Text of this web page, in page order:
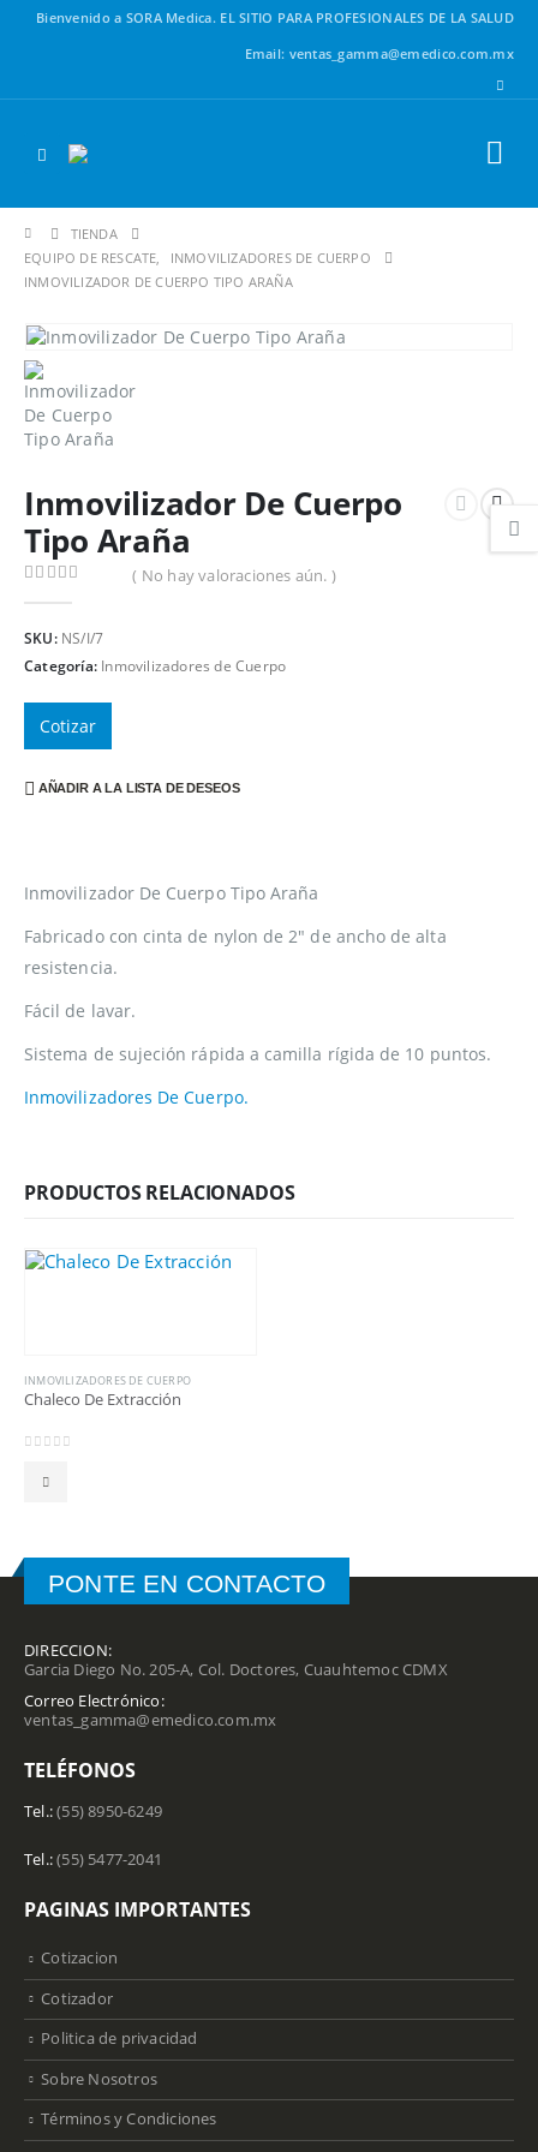
Bienvenido a SORA Medica. EL SITIO PARA PROFESIONALES DE LA SALUD
Email: ventas_gamma@emedico.com.mx
TIENDA
EQUIPO DE RESCATE,
INMOVILIZADORES DE CUERPO
INMOVILIZADOR DE CUERPO TIPO ARAÑA
Inmovilizador De Cuerpo
Tipo Araña
( No hay valoraciones aún. )
SKU: NS/I/7
Categoría: Inmovilizadores de Cuerpo
Cotizar
AÑADIR A LA LISTA DE DESEOS
Inmovilizador De Cuerpo Tipo Araña
Fabricado con cinta de nylon de 2″ de ancho de alta
resistencia.
Fácil de lavar.
Sistema de sujeción rápida a camilla rígida de 10 puntos.
Inmovilizadores De Cuerpo.
PRODUCTOS RELACIONADOS
INMOVILIZADORES DE CUERPO
Chaleco De Extracción
PONTE EN CONTACTO
DIRECCION:
Garcia Diego No. 205-A, Col. Doctores, Cuauhtemoc CDMX
Correo Electrónico:
ventas_gamma@emedico.com.mx
TELÉFONOS
Tel.:(55) 8950-6249
Tel.:(55) 5477-2041
PAGINAS IMPORTANTES
Cotizacion
Cotizador
Politica de privacidad
Sobre Nosotros
Términos y Condiciones